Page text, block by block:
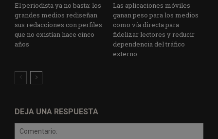
El periodista ya no basta: los
grandes medios rediseñan
sus redacciones con perfiles
que no existían hace cinco
años
Las aplicaciones móviles
ganan peso para los medios
como vía directa para
fidelizar lectores y reducir
dependencia del tráfico
externo
DEJA UNA RESPUESTA